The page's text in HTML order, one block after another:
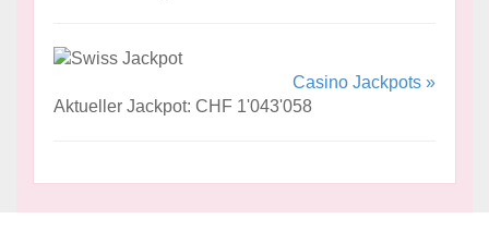
Casino Jackpots »
Aktueller Jackpot: CHF 1'043'058